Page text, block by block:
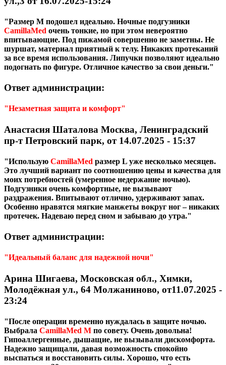
"Размер M подошел идеально. Ночные подгузники
CamillaMed очень тонкие, но при этом невероятно
впитывающие. Под пижамой совершенно не заметны. Не
шуршат, материал приятный к телу. Никаких протеканий
за все время использования. Липучки позволяют идеально
подогнать по фигуре. Отличное качество за свои деньги."
Ответ администрации:
"Незаметная защита и комфорт"
Анастасия Шаталова Москва, Ленинградский
пр-т Петровский парк, от 14.07.2025 - 15:37
"Использую CamillaMed размер L уже несколько месяцев.
Это лучший вариант по соотношению цены и качества для
моих потребностей (умеренное недержание ночью).
Подгузники очень комфортные, не вызывают
раздражения. Впитывают отлично, удерживают запах.
Особенно нравятся мягкие манжеты вокруг ног – никаких
протечек. Надеваю перед сном и забываю до утра."
Ответ администрации:
"Идеальный баланс для надежной ночи"
Арина Шигаева, Московская обл., Химки,
Молодёжная ул., 64 Молжаниново, от11.07.2025 -
23:24
"После операции временно нуждалась в защите ночью.
Выбрала CamillaMed M по совету. Очень довольна!
Гипоаллергенные, дышащие, не вызывали дискомфорта.
Надежно защищали, давая возможность спокойно
выспаться и восстановить силы. Хорошо, что есть